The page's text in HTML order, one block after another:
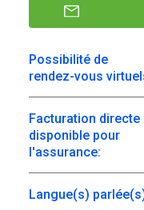
Possibilité de
rendez-vous
Facturation directe
disponible pour
l'assurance:
Langue(s)